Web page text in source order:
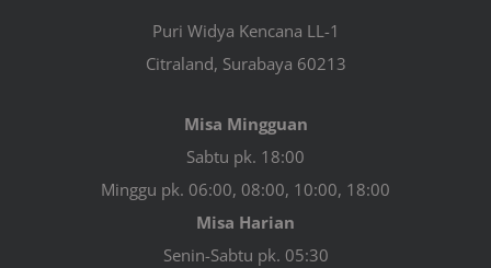
Puri Widya Kencana LL-1
Citraland, Surabaya 60213
Misa Mingguan
Sabtu pk. 18:00
Minggu pk. 06:00, 08:00, 10:00, 18:00
Misa Harian
Senin-Sabtu pk. 05:30